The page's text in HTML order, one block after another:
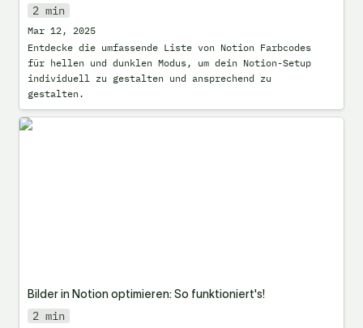
2 min
Mar 12, 2025
Entdecke die umfassende Liste von Notion Farbcodes
für hellen und dunklen Modus, um dein Notion-Setup
individuell zu gestalten und ansprechend zu
gestalten.
Bilder in Notion optimieren: So
Bilder in Notion optimieren: So funktioniert's!
2 min